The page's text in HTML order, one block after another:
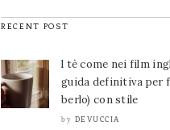
RECENT POST
l tè come nei film
guida definitiva per
berlo) con stile
by DEVUCCIA